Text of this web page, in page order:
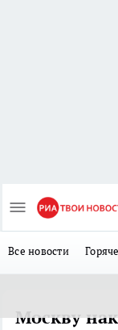
Все новости
Москву